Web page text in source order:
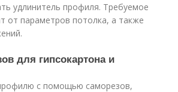
удлинитель профиля. Требуемое
от параметров потолка, а также
для гипсокартона и
с помощью саморезов,